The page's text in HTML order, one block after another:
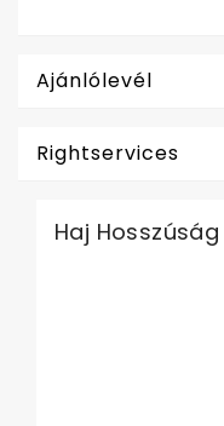
Ajánlólevél
Rightservices
Haj Hosszúság